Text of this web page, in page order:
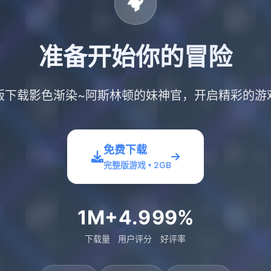
准备开始你的冒险
下载影色渐染~阿斯林顿的妹神官，开启精彩的游
免费下载
完整版游戏 • 2GB
1M+
下载量
4.9
用户评分
99%
好评率